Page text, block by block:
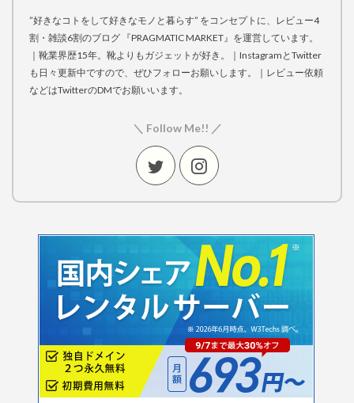
”好きなコトをして好きなモノと暮らす” をコンセプトに、レビュー4
割・雑談6割のブログ 『PRAGMATIC MARKET』を運営しています。
｜靴業界歴15年。靴よりもガジェットが好き。｜InstagramとTwitter
も日々更新中ですので、ぜひフォローお願いします。｜レビュー依頼
などはTwitterのDMでお願いいます。
＼ Follow Me!! ／